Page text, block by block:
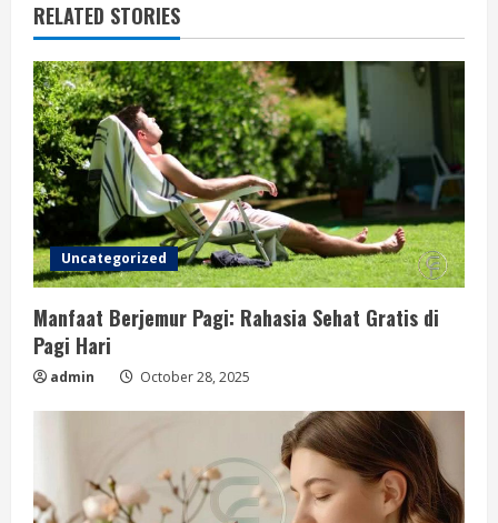
RELATED STORIES
Uncategorized
Manfaat Berjemur Pagi: Rahasia Sehat Gratis di
Pagi Hari
admin October 28, 2025